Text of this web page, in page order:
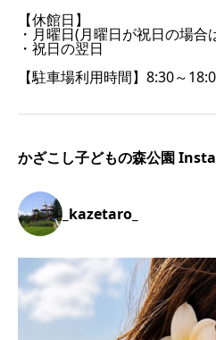
【休館日】
・月曜日(月曜日が祝日の場合
・祝日の翌日
【駐車場利用時間】8:30～
かざこし子どもの森公園
_kazetaro_